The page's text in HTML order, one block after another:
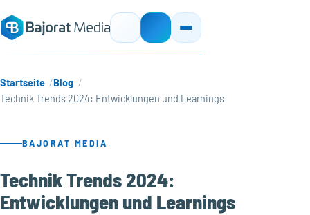
Startseite
Blog
Technik Trends 2024: Entwicklungen und Learnings
BAJORAT MEDIA
Technik Trends 2024:
Entwicklungen und Learnings